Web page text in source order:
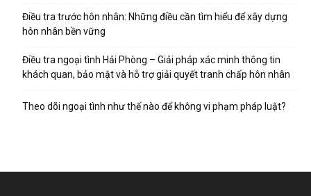
Điều tra trước hôn nhân: Những điều cần tìm hiểu để xây dựng
hôn nhân bền vững
Điều tra ngoại tình Hải Phòng – Giải pháp xác minh thông tin
khách quan, bảo mật và hỗ trợ giải quyết tranh chấp hôn nhân
Theo dõi ngoại tình như thế nào để không vi phạm pháp luật?